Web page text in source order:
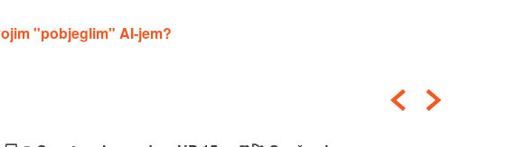
"pobjeglim" AI-jem?